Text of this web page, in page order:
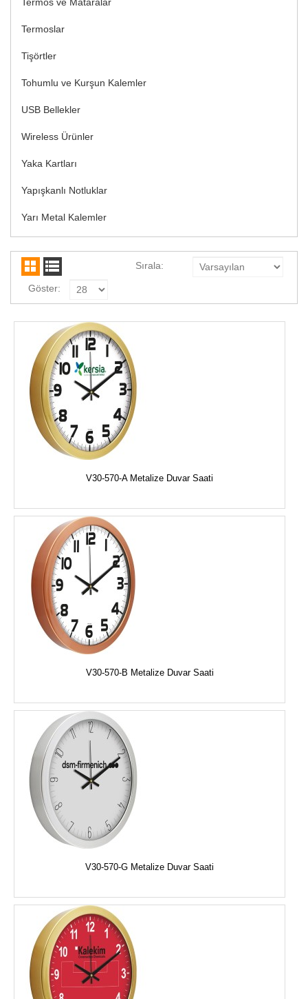
Termoslar
Tişörtler
Tohumlu ve Kurşun Kalemler
USB Bellekler
Wireless Ürünler
Yaka Kartları
Yapışkanlı Notluklar
Yarı Metal Kalemler
Sırala:
Göster:
V30-570-A Metalize Duvar Saati
V30-570-B Metalize Duvar Saati
V30-570-G Metalize Duvar Saati